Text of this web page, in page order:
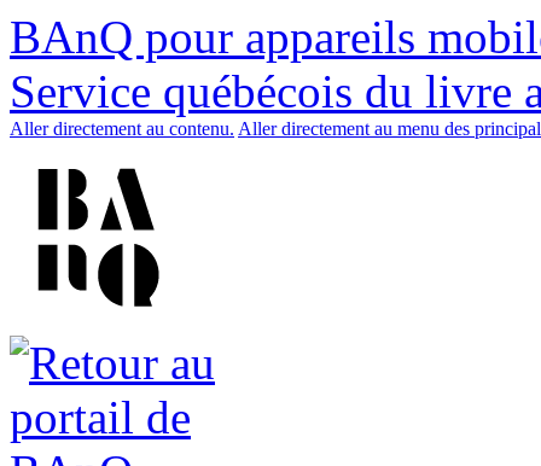
BAnQ pour appareils
Service québécois du livre
Aller directement au contenu. Aller directement au menu des